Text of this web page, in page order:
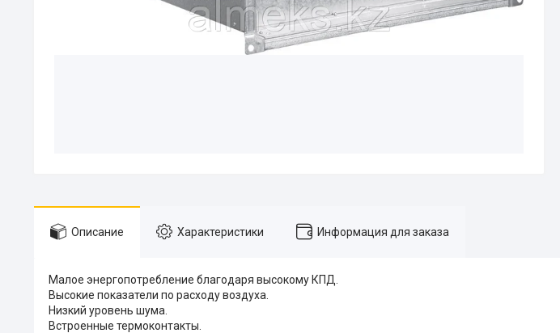
Описание Характеристики Информация для заказа
Малое энергопотребление благодаря высокому КПД.
Высокие показатели по расходу воздуха.
Низкий уровень шума.
Встроенные термоконтакты.